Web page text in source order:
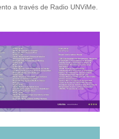
a través de Radio UNViMe.